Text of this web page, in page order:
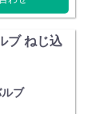
ブ ねじ込
ブ